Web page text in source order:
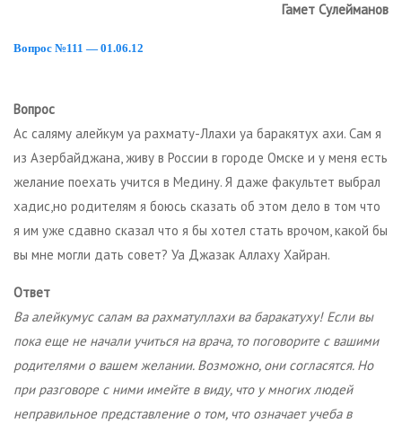
Гамет Сулейманов
Вопрос №111 — 01.06.12
Вопрос
Ас саляму алейкум уа рахмату-Ллахи уа баракятух ахи. Сам я
из Азербайджана, живу в России в городе Омске и у меня есть
желание поехать учится в Медину. Я даже факультет выбрал
хадис,но родителям я боюсь сказать об этом дело в том что
я им уже сдавно сказал что я бы хотел стать врочом, какой бы
вы мне могли дать совет? Уа Джазак Аллаху Хайран.
Ответ
Ва алейкумус салам ва рахматуллахи ва баракатуху! Если вы
пока еще не начали учиться на врача, то поговорите с вашими
родителями о вашем желании. Возможно, они согласятся. Но
при разговоре с ними имейте в виду, что у многих людей
неправильное представление о том, что означает учеба в